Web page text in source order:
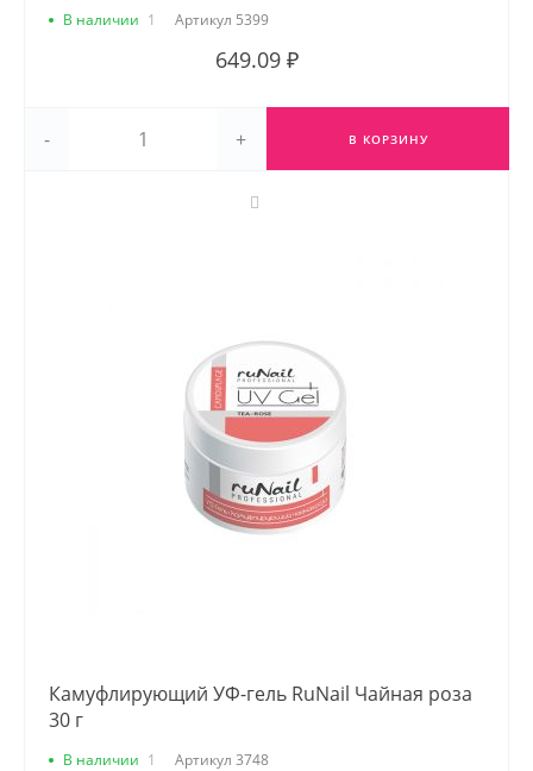
В наличии 1 Артикул 5399
649.09 ₽
- + В КОРЗИНУ
Камуфлирующий УФ-гель RuNail Чайная роза
30 г
В наличии 1 Артикул 3748